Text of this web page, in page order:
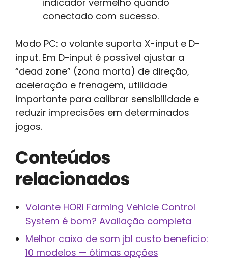
conectado com sucesso.
Modo PC: o volante suporta X-input e D-
input. Em D-input é possível ajustar a
“dead zone” (zona morta) de direção,
aceleração e frenagem, utilidade
importante para calibrar sensibilidade e
reduzir imprecisões em determinados
jogos.
Conteúdos
relacionados
Volante HORI Farming Vehicle Control
System é bom? Avaliação completa
Melhor caixa de som jbl custo beneficio:
10 modelos — ótimas opções